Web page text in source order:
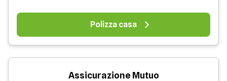
Polizza casa
Assicurazione Mutuo